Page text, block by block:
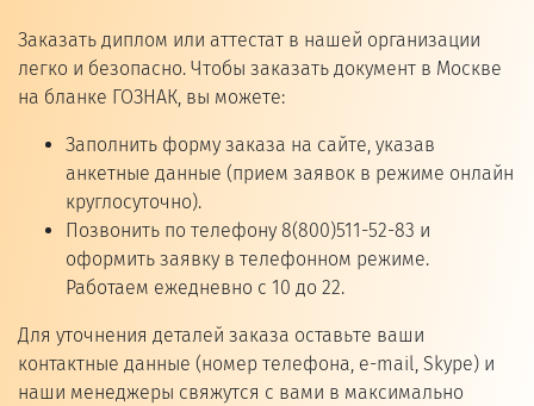
Заказать диплом или аттестат в нашей организации
легко и безопасно. Чтобы заказать документ в Москве
на бланке ГОЗНАК, вы можете:
Заполнить форму заказа на сайте, указав
анкетные данные (прием заявок в режиме онлайн
круглосуточно).
Позвонить по телефону 8(800)511-52-83 и
оформить заявку в телефонном режиме.
Работаем ежедневно с 10 до 22.
Для уточнения деталей заказа оставьте ваши
контактные данные (номер телефона, e-mail, Skype) и
наши менеджеры свяжутся с вами в максимально